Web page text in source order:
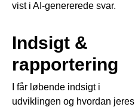
vist i AI-genererede svar.
Indsigt &
rapportering
I får løbende indsigt i
udviklingen og hvordan jeres